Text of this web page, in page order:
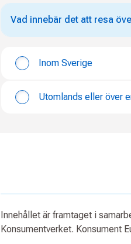
Vad innebär det att resa
Inom Sverige
Utomlands eller över
Innehållet är framtaget i
Konsumentverket. Konsument